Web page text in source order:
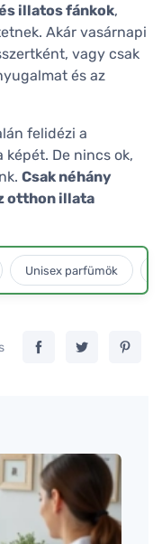
illatos fánkok,
Akár vasárnapi
vagy csak
és az
felidézi a
De nincs ok,
Csak néhány
otthon illata
Unisex parfümök